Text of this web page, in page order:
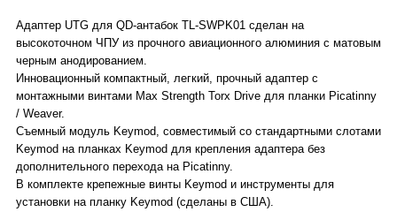
Адаптер UTG для QD-антабок TL-SWPK01 сделан на
высокоточном ЧПУ из прочного авиационного алюминия с матовым
черным анодированием.
Инновационный компактный, легкий, прочный адаптер с
монтажными винтами Max Strength Torx Drive для планки Picatinny
/ Weaver.
Съемный модуль Keymod, совместимый со стандартными слотами
Keymod на планках Keymod для крепления адаптера без
дополнительного перехода на Picatinny.
В комплекте крепежные винты Keymod и инструменты для
установки на планку Keymod (сделаны в США).